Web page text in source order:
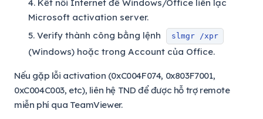
Kết nối Internet để Windows/Office liên lạc
Microsoft activation server.
Verify thành công bằng lệnh
slmgr /xpr
(Windows) hoặc trong Account của Office.
Nếu gặp lỗi activation (0xC004F074, 0x803F7001,
0xC004C003, etc), liên hệ TND để được hỗ trợ remote
miễn phí qua TeamViewer.